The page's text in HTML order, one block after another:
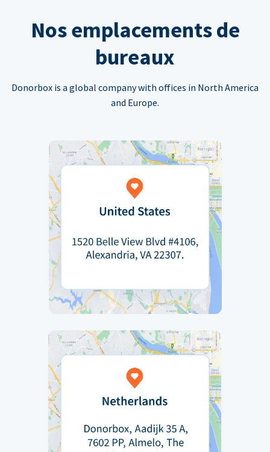
Nos emplacements de
bureaux
Donorbox is a global company with offices in North America
and Europe.